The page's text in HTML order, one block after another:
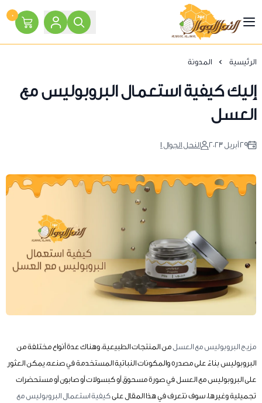
النحل الجوال
٠
الرئيسية المدونة
إليك كيفية استعمال البروبوليس مع
العسل
٢٩ أبريل ٢٠٢٣ النحل الجوال 1
مزيج البروبوليس مع العسل من المنتجات الطبيعية، وهناك عدة أنواع مختلفة من
البروبوليس بناءً على مصدره والمكونات النباتية المستخدمة في صنعه، يمكن العثور
على البروبوليس مع العسل في صورة مسحوق أو كبسولات أو صابون أو مستحضرات
تجميلية وغيرها، سوف نتعرف في هذا المقال علىكيفية استعمال البروبوليس مع